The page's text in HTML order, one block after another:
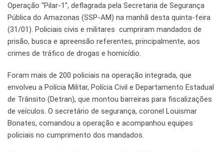
Operação “Pilar-1”, deflagrada pela Secretaria de Segurança
Pública do Amazonas (SSP-AM) na manhã desta quinta-feira
(31/01). Policiais civis e militares cumpriram mandados de
prisão, busca e apreensão referentes, principalmente, aos
crimes de tráfico de drogas e homicídio.
Foram mais de 200 policiais na operação integrada, que
envolveu a Polícia Militar, Polícia Civil e Departamento Estadual
de Trânsito (Detran), que montou barreiras para fiscalizações
de veículos. O secretário de segurança, coronel Louismar
Bonates, comandou a operação e acompanhou equipes
policiais no cumprimento dos mandados.